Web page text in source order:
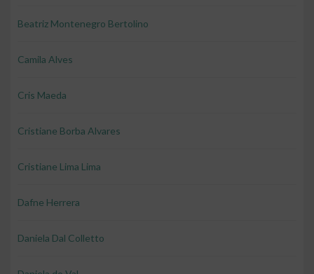
Beatriz Montenegro Bertolino
Camila Alves
Cris Maeda
Cristiane Borba Alvares
Cristiane Lima Lima
Dafne Herrera
Daniela Dal Colletto